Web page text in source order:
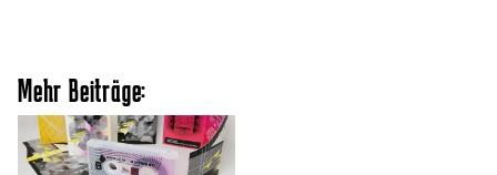
Mehr Beiträge: